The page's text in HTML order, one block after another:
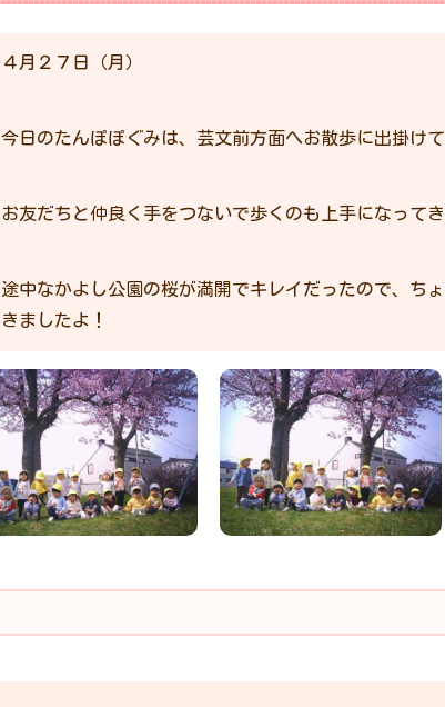
４月２７日（月）
今日のたんぽぽぐみは、芸文前方面へお散歩に出掛けて
お友だちと仲良く手をつないで歩くのも上手になって
途中なかよし公園の桜が満開でキレイだったので、ち
きましたよ！